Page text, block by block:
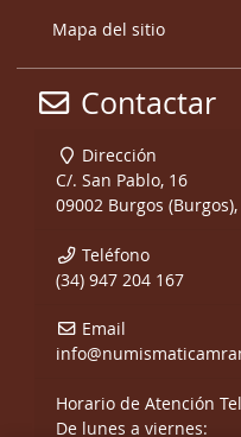
Mapa del sitio
Contactar
Dirección
C/. San Pablo, 16
09002 Burgos
Teléfono
(34) 947 204 167
Email
Horario de Atención
De lunes a viernes: